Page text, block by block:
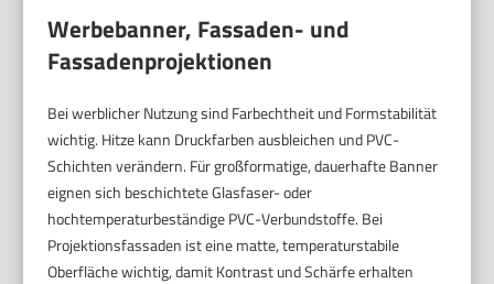
Werbebanner, Fassaden- und
Fassadenprojektionen
Bei werblicher Nutzung sind Farbechtheit und Formstabilität
wichtig. Hitze kann Druckfarben ausbleichen und PVC-
Schichten verändern. Für großformatige, dauerhafte Banner
eignen sich beschichtete Glasfaser- oder
hochtemperaturbeständige PVC-Verbundstoffe. Bei
Projektionsfassaden ist eine matte, temperaturstabile
Oberfläche wichtig, damit Kontrast und Schärfe erhalten